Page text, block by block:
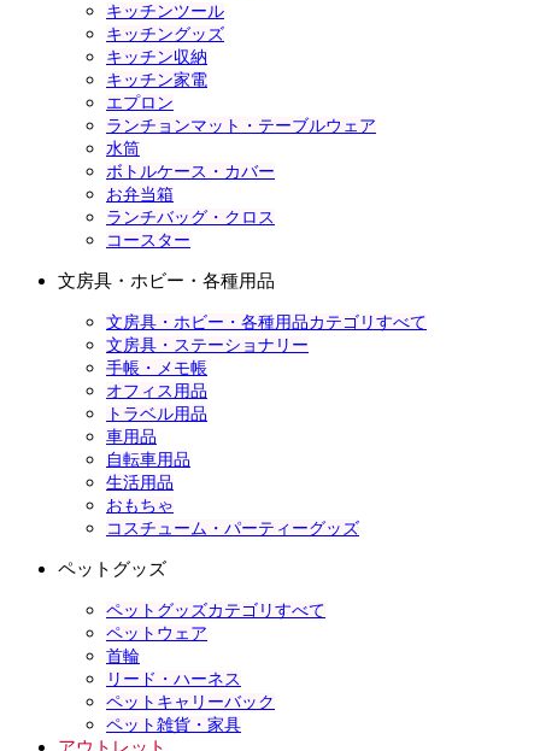
キッチンツール
キッチングッズ
キッチン収納
キッチン家電
エプロン
ランチョンマット・テーブルウェア
水筒
ボトルケース・カバー
お弁当箱
ランチバッグ・クロス
コースター
文房具・ホビー・各種用品
文房具・ホビー・各種用品カテゴリすべて
文房具・ステーショナリー
手帳・メモ帳
オフィス用品
トラベル用品
車用品
自転車用品
生活用品
おもちゃ
コスチューム・パーティーグッズ
ペットグッズ
ペットグッズカテゴリすべて
ペットウェア
首輪
リード・ハーネス
ペットキャリーバック
ペット雑貨・家具